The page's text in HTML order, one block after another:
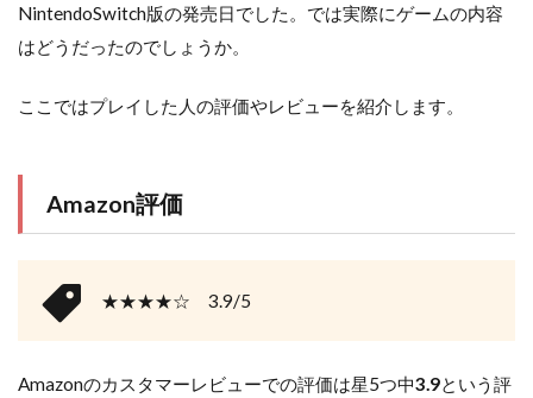
NintendoSwitch版の発売日でした。では実際にゲームの内容
はどうだったのでしょうか。
ここではプレイした人の評価やレビューを紹介します。
Amazon評価
★★★★☆ 3.9/5
Amazonのカスタマーレビューでの評価は星5つ中3.9という評